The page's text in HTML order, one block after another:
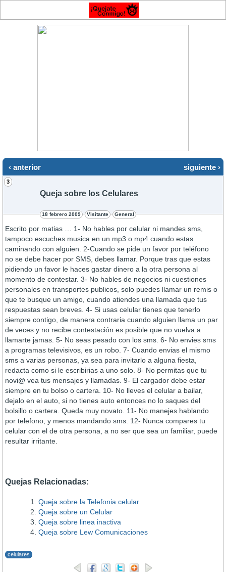
‹ anterior siguiente ›
3
Queja sobre los Celulares
18 febrero 2009 Visitante General
Escrito por matias … 1- No hables por celular ni mandes sms,
tampoco escuches musica en un mp3 o mp4 cuando estas
caminando con alguien. 2-Cuando se pide un favor por teléfono
no se debe hacer por SMS, debes llamar. Porque tras que estas
pidiendo un favor le haces gastar dinero a la otra persona al
momento de contestar. 3- No hables de negocios ni cuestiones
personales en transportes publicos, solo puedes llamar un remis o
que te busque un amigo, cuando atiendes una llamada que tus
respuestas sean breves. 4- Si usas celular tienes que tenerlo
siempre contigo, de manera contraria cuando alguien llama un par
de veces y no recibe contestación es posible que no vuelva a
llamarte jamas. 5- No seas pesado con los sms. 6- No envies sms
a programas televisivos, es un robo. 7- Cuando envias el mismo
sms a varias personas, ya sea para invitarlo a alguna fiesta,
redacta como si le escribirias a uno solo. 8- No permitas que tu
novi@ vea tus mensajes y llamadas. 9- El cargador debe estar
siempre en tu bolso o cartera. 10- No lleves el celular a bailar,
dejalo en el auto, si no tienes auto entonces no lo saques del
bolsillo o cartera. Queda muy novato. 11- No manejes hablando
por telefono, y menos mandando sms. 12- Nunca compares tu
celular con el de otra persona, a no ser que sea un familiar, puede
resultar irritante.
Quejas Relacionadas:
Queja sobre la Telefonia celular
Queja sobre un Celular
Queja sobre linea inactiva
Queja sobre Lew Comunicaciones
celulares